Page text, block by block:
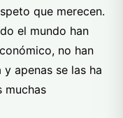
que merecen.
el mundo han
no han
apenas se las ha
muchas